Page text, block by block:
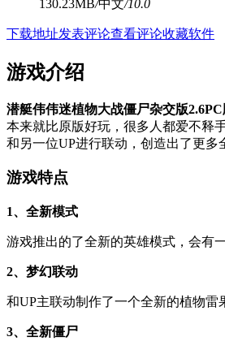
130.23MB/中文/10.0
下载地址发表评论查看评论收藏软件
游戏介绍
潜艇伟伟迷植物大战僵尸杂交版2.6PC
本来就比原版好玩，很多人都爱不释
和另一位UP进行联动，创造出了更多
游戏特点
1、全新模式
游戏推出的了全新的英雄模式，会有
2、梦幻联动
和UP主联动制作了一个全新的植物雷
3、全新僵尸